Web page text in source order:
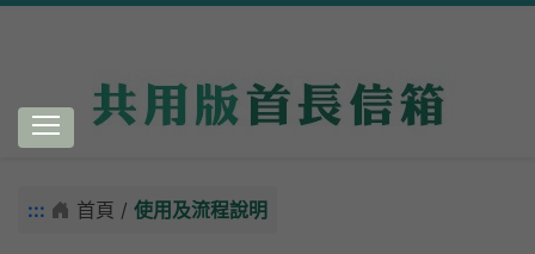
跳到主要內容
::: 首頁 / 使用及流程說明